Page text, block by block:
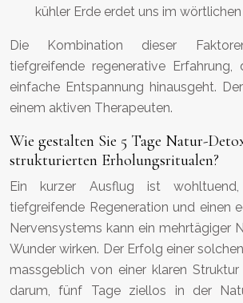
kühler Erde erdet uns im wörtlichen
Die Kombination dieser
tiefgreifende regenerative
einfache Entspannung hinausgeht.
einem aktiven Therapeuten.
Wie gestalten Sie 5 Tage Natur-
strukturierten Erholungsritualen?
Ein kurzer Ausflug ist
tiefgreifende Regeneration und einen
Nervensystems kann ein mehrtägiger
Wunder wirken. Der Erfolg einer
massgeblich von einer klaren
darum, fünf Tage ziellos in der